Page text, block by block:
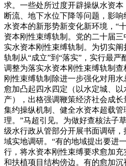
求。一些处所过度开辟操纵水资
断流、地下水位下降等问题，影
水资本的新形势新变化新环境，“
资本刚性束缚轨制。党的二十届
实水资本刚性束缚轨制。为切实
轨制从“成立”到“落实”，实行最
调整为落实水资本刚性束缚轨制
刚性束缚轨制除进一步强化对用水
愈加凸起四水四定（以水定城、
产），出格强调鞭策经济社会成
集约操纵机制、健全水资本超载
理。”马超引见。为做好查核法子
级水行政从管部分开展书面调研
域实地调研。“有的地域提出要进
行，将水资本刚性束缚要求愈加
和扶植项目结构傍边。有的愈加